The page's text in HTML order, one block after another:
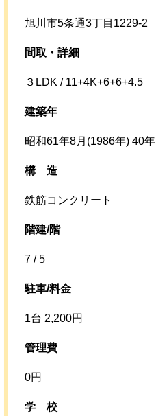
旭川市5条通3丁目1229-2
間取・詳細
３LDK / 11+4K+6+6+4.5
建築年
昭和61年8月(1986年) 40年
構 造
鉄筋コンクリート
階建/階
7 / 5
駐車/料金
1台 2,200円
管理費
0円
学校